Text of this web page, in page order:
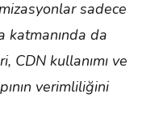
sadece
katmanında da
CDN kullanımı ve
verimliliğini